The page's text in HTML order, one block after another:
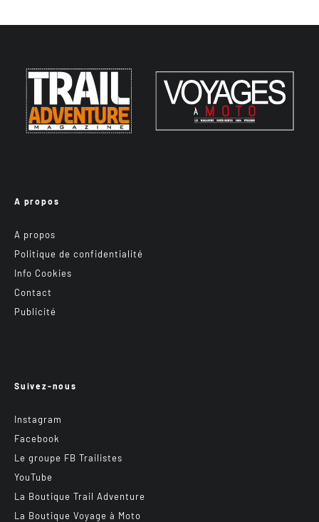
A propos
A propos
Politique de confidentialité
Info Cookies
Contact
Publicité
Suivez-nous
Instagram
Facebook
Le groupe FB Trailistes
YouTube
La Boutique Trail Adventure
La Boutique Voyage à Moto